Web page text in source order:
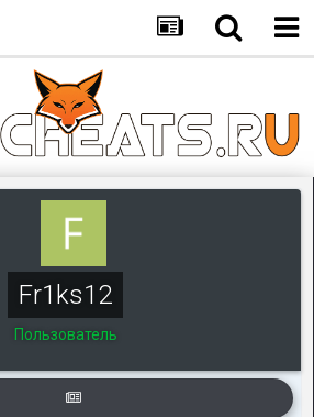
Fr1ks12
Пользователь